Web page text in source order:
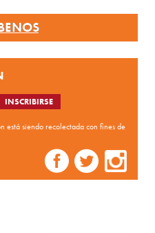
está siendo recolectada con fines de